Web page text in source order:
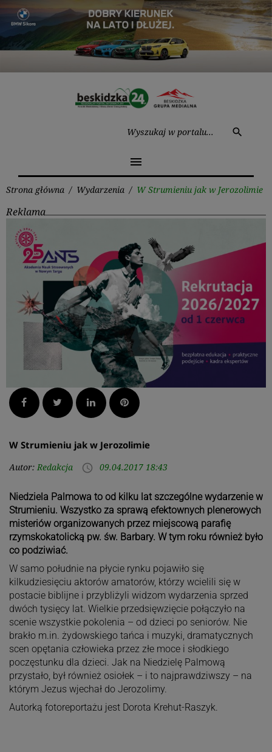
Przejdź
treści
search
menu
Strona główna / Wydarzenia / W Strumieniu jak w Jerozolimie
Reklama
Facebook Twitter LinkedInPinterest
W Strumieniu jak w Jerozolimie
Autor: Redakcja access_time 09.04.2017 18:43
Niedziela Palmowa to od kilku lat szczególne wydarzenie w
Strumieniu. Wszystko za sprawą efektownych plenerowych
misteriów organizowanych przez miejscową parafię
rzymskokatolicką pw. św. Barbary. W tym roku również było
co podziwiać.
W samo południe na płycie rynku pojawiło się
kilkudziesięciu aktorów amatorów, którzy wcielili się w
postacie biblijne i przybliżyli widzom wydarzenia sprzed
dwóch tysięcy lat. Wielkie przedsięwzięcie połączyło na
scenie wszystkie pokolenia – od dzieci po seniorów. Nie
brakło m.in. żydowskiego tańca i muzyki, dramatycznych
scen opętania człowieka przez złe moce i słodkiego
poczęstunku dla dzieci. Jak na Niedzielę Palmową
przystało, był również osiołek – i to najprawdziwszy – na
którym Jezus wjechał do Jerozolimy.
Autorką fotoreportażu jest Dorota Krehut-Raszyk.